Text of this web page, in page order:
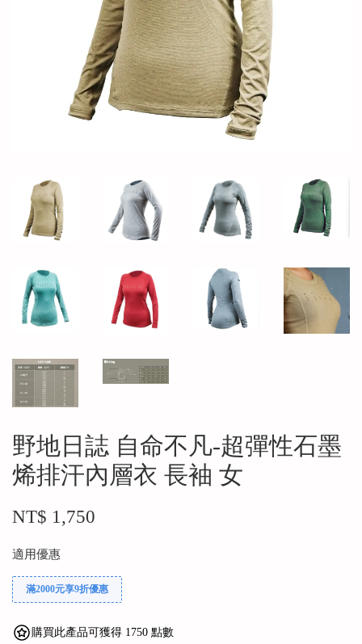
野地日誌 自命不凡-超彈性石墨
烯排汗內層衣 長袖 女
NT$ 1,750
適用優惠
滿2000元享9折優惠
購買此產品可獲得 1750 點數